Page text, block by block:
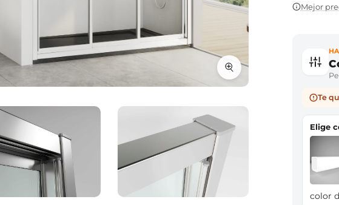
Mejor
Te
Elige
color